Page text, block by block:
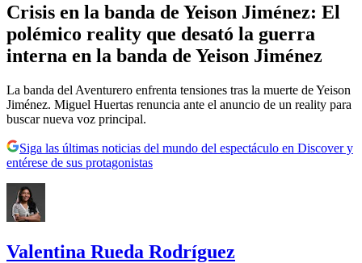
Crisis en la banda de Yeison Jiménez: El
polémico reality que desató la guerra
interna en la banda de Yeison Jiménez
La banda del Aventurero enfrenta tensiones tras la muerte de Yeison
Jiménez. Miguel Huertas renuncia ante el anuncio de un reality para
buscar nueva voz principal.
Siga las últimas noticias del mundo del espectáculo en Discover y
entérese de sus protagonistas
Valentina Rueda Rodríguez